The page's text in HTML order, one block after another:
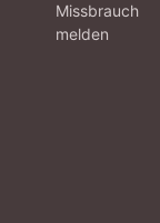
Missbrauch
melden